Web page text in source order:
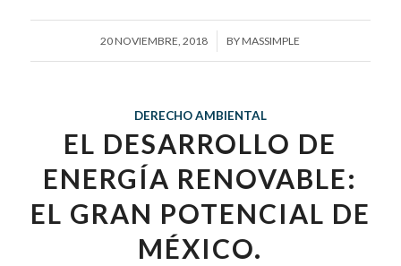
20 NOVIEMBRE, 2018
/ BYMASSIMPLE
DERECHO AMBIENTAL
EL DESARROLLO DE
ENERGÍA RENOVABLE:
EL GRAN POTENCIAL DE
MÉXICO.